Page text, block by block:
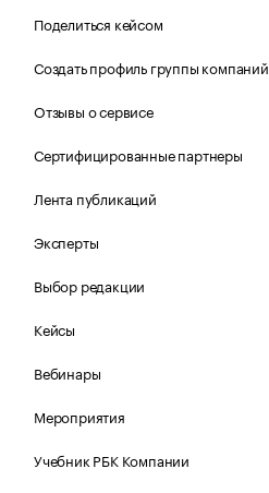
Поделиться кейсом
Создать профиль группы компаний
Отзывы о сервисе
Сертифицированные партнеры
Лента публикаций
Эксперты
Выбор редакции
Кейсы
Вебинары
Мероприятия
Учебник РБК Компании